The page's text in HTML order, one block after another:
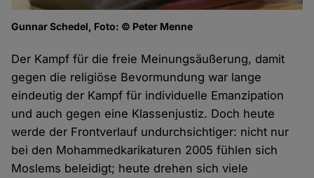
Gunnar Schedel, Foto: © Peter Menne
Der Kampf für die freie Meinungsäußerung, damit
gegen die religiöse Bevormundung war lange
eindeutig der Kampf für individuelle Emanzipation
und auch gegen eine Klassenjustiz. Doch heute
werde der Frontverlauf undurchsichtiger: nicht nur
bei den Mohammedkarikaturen 2005 fühlen sich
Moslems beleidigt; heute drehen sich viele